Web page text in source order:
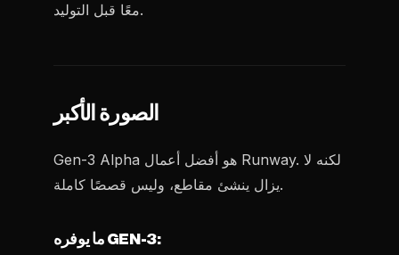
معًا قبل التوليد.
الصورة الأكبر
Gen-3 Alpha هو أفضل أعمال Runway. لكنه لا
يزال ينشئ مقاطع، وليس قصصًا كاملة.
ما يوفره GEN-3: